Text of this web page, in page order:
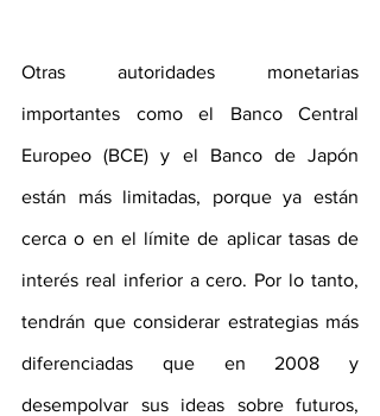
Otras autoridades monetarias
importantes como el Banco Central
Europeo (BCE) y el Banco de Japón
están más limitadas, porque ya están
cerca o en el límite de aplicar tasas de
interés real inferior a cero. Por lo tanto,
tendrán que considerar estrategias más
diferenciadas que en 2008 y
desempolvar sus ideas sobre futuros,